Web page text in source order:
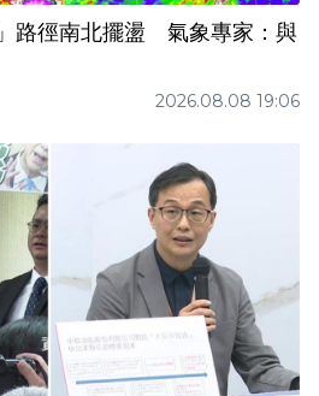
路徑南北擺盪 氣象專家：與
2026.08.08 19:06